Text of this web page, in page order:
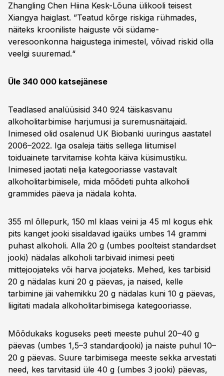
Zhangling Chen Hiina Kesk-Lõuna ülikooli teisest
Xiangya haiglast. ”Teatud kõrge riskiga rühmades,
näiteks krooniliste haiguste või südame-
veresoonkonna haigustega inimestel, võivad riskid olla
veelgi suuremad.“
Üle 340 000 katsejänese
Teadlased analüüsisid 340 924 täiskasvanu
alkoholitarbimise harjumusi ja suremusnäitajaid.
Inimesed olid osalenud UK Biobanki uuringus aastatel
2006–2022. Iga osaleja täitis sellega liitumisel
toiduainete tarvitamise kohta käiva küsimustiku.
Inimesed jaotati nelja kategooriasse vastavalt
alkoholitarbimisele, mida mõõdeti puhta alkoholi
grammides päeva ja nädala kohta.
355 ml õllepurk, 150 ml klaas veini ja 45 ml kogus ehk
pits kanget jooki sisaldavad igaüks umbes 14 grammi
puhast alkoholi. Alla 20 g (umbes poolteist standardset
jooki) nädalas alkoholi tarbivaid inimesi peeti
mittejoojateks või harva joojateks. Mehed, kes tarbisid
20 g nädalas kuni 20 g päevas, ja naised, kelle
tarbimine jäi vahemikku 20 g nädalas kuni 10 g päevas,
liigitati madala alkoholitarbimisega kategooriasse.
Mõõdukaks koguseks peeti meeste puhul 20–40 g
päevas (umbes 1,5–3 standardjooki) ja naiste puhul 10–
20 g päevas. Suure tarbimisega meeste sekka arvestati
need, kes tarvitasid üle 40 g (umbes 3 jooki) päevas,